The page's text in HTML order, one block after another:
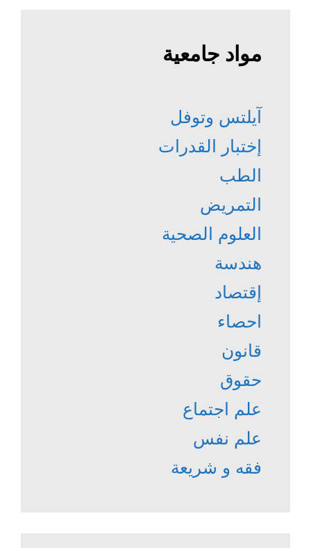
مواد جامعية
آيلتس وتوفل
إختبار القدرات
الطب
التمريض
العلوم الصحية
هندسة
إقتصاد
احصاء
قانون
حقوق
علم اجتماع
علم نفس
فقه و شريعة